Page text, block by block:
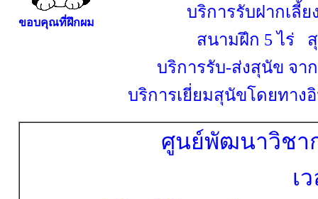
ขอบคุณที่ฝึกผม
บริการรับฝากเลี้
สนามฝึก 5 ไร่
บริการรับ-ส่งสุนัข จา
บริการเยี่ยมสุนัขโดยทาง
ศูนย์พัฒนาวิชา
เ